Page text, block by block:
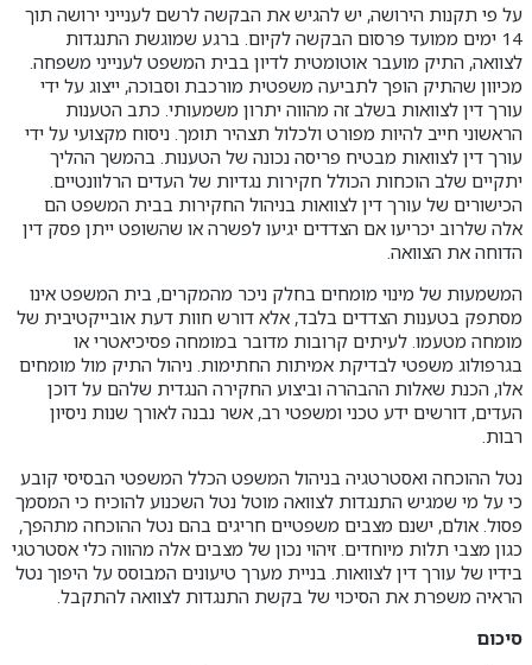
על פי תקנות הירושה, יש להגיש את הבקשה לרשם לענייני ירושה תוך
14 ימים ממועד פרסום הבקשה לקיום. ברגע שמוגשת התנגדות
לצוואה, התיק מועבר אוטומטית לדיון בבית המשפט לענייני משפחה.
מכיוון שהתיק הופך לתביעה משפטית מורכבת וסבוכה, ייצוג על ידי
עורך דין לצוואות בשלב זה מהווה יתרון משמעותי. כתב הטענות
הראשוני חייב להיות מפורט ולכלול תצהיר תומך. ניסוח מקצועי על ידי
עורך דין לצוואות מבטיח פריסה נכונה של הטענות. בהמשך ההליך
יתקיים שלב הוכחות הכולל חקירות נגדיות של העדים הרלוונטיים.
הכישורים של עורך דין לצוואות בניהול החקירות בבית המשפט הם
אלה שלרוב יכריעו אם הצדדים יגיעו לפשרה או שהשופט ייתן פסק דין
הדוחה את הצוואה.
המשמעות של מינוי מומחים בחלק ניכר מהמקרים, בית המשפט אינו
מסתפק בטענות הצדדים בלבד, אלא דורש חוות דעת אובייקטיבית של
מומחה מטעמו. לעיתים קרובות מדובר במומחה פסיכיאטרי או
בגרפולוג משפטי לבדיקת אמיתות החתימות. ניהול התיק מול מומחים
אלו, הכנת שאלות ההבהרה וביצוע החקירה הנגדית שלהם על דוכן
העדים, דורשים ידע טכני ומשפטי רב, אשר נבנה לאורך שנות ניסיון
רבות.
נטל ההוכחה ואסטרטגיה בניהול המשפט הכלל המשפטי הבסיסי קובע
כי על מי שמגיש התנגדות לצוואה מוטל נטל השכנוע להוכיח כי המסמך
פסול. אולם, ישנם מצבים משפטיים חריגים בהם נטל ההוכחה מתהפך,
כגון מצבי תלות מיוחדים. זיהוי נכון של מצבים אלה מהווה כלי אסטרטגי
בידיו של עורך דין לצוואות. בניית מערך טיעונים המבוסס על היפוך נטל
הראיה משפרת את הסיכוי של בקשת התנגדות לצוואה להתקבל.
סיכום